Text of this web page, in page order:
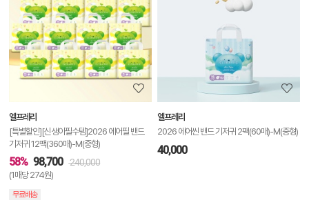
보
보
기
엘프레리
[특별할인][신생아필수템]2026 에어필 밴드
기저귀 12팩(360매)-M(중형)
58% 98,700 240,000
(1매당 274원)
무료배송
엘프레리
2026 에어씬 밴드 기저귀 2팩(60매)-M(중형)
40,000